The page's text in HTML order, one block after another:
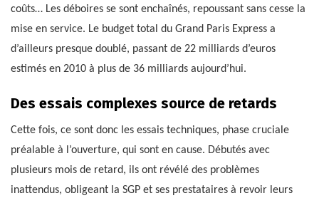
coûts… Les déboires se sont enchaînés, repoussant sans cesse la
mise en service. Le budget total du Grand Paris Express a
d’ailleurs presque doublé, passant de 22 milliards d’euros
estimés en 2010 à plus de 36 milliards aujourd’hui.
Des essais complexes source de retards
Cette fois, ce sont donc les essais techniques, phase cruciale
préalable à l’ouverture, qui sont en cause. Débutés avec
plusieurs mois de retard, ils ont révélé des problèmes
inattendus, obligeant la SGP et ses prestataires à revoir leurs